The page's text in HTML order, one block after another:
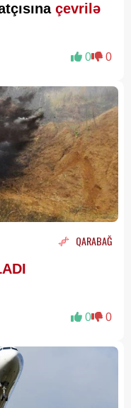
çevrilə
0 0
QARABAĞ
0 0